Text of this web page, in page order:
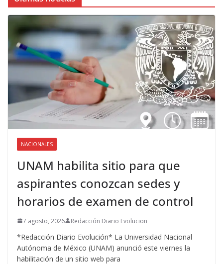
NACIONALES
UNAM habilita sitio para que
aspirantes conozcan sedes y
horarios de examen de control
7 agosto, 2026 Redacción Diario Evolucion
*Redacción Diario Evolución* La Universidad Nacional
Autónoma de México (UNAM) anunció este viernes la
habilitación de un sitio web para